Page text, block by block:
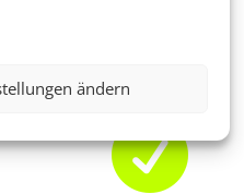
ändern
